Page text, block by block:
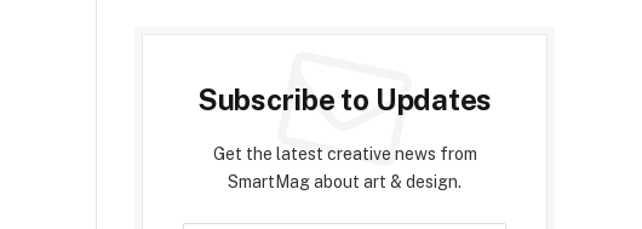
Subscribe to Updates
Get the latest creative news from
SmartMag about art & design.